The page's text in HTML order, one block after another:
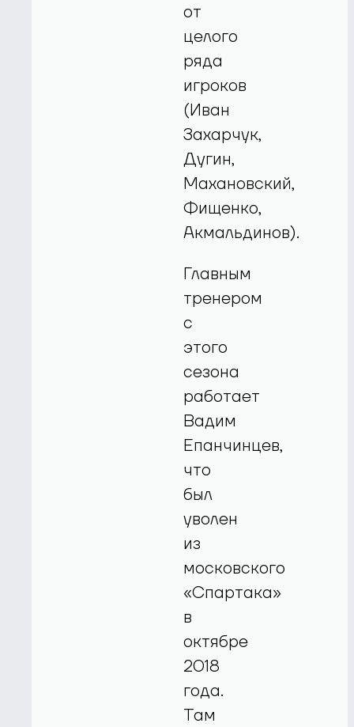
от
целого
ряда
игроков
(Иван
Захарчук,
Дугин,
Махановский,
Фищенко,
Акмальдинов).
Главным
тренером
с
этого
сезона
работает
Вадим
Епанчинцев,
что
был
уволен
из
московского
«Спартака»
в
октябре
2018
года.
Там